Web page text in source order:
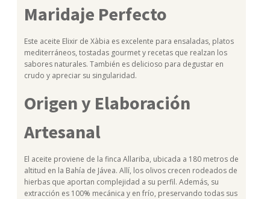
Maridaje Perfecto
Este aceite Elixir de Xàbia es excelente para ensaladas, platos
mediterráneos, tostadas gourmet y recetas que realzan los
sabores naturales. También es delicioso para degustar en
crudo y apreciar su singularidad.
Origen y Elaboración
Artesanal
El aceite proviene de la finca Allariba, ubicada a 180 metros de
altitud en la Bahía de Jávea. Allí, los olivos crecen rodeados de
hierbas que aportan complejidad a su perfil. Además, su
extracción es 100% mecánica y en frío, preservando todas sus